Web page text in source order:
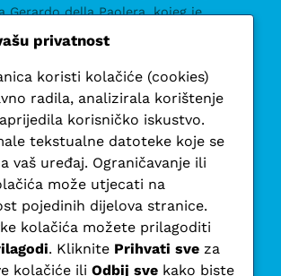
Gerardo della Paolera, kojeg je
fakultet u Rijeci. Nisam apriori
se radi kako bih se bez…
privatnost
koristi kolačiće (cookies)
radila, analizirala korištenje
korisničko iskustvo.
tekstualne datoteke koje se
vaš uređaj. Ograničavanje ili
može utjecati na
pojedinih dijelova stranice.
kolačića možete prilagoditi
. Kliknite Prihvati sve za
kolačiće ili Odbij sve kako biste